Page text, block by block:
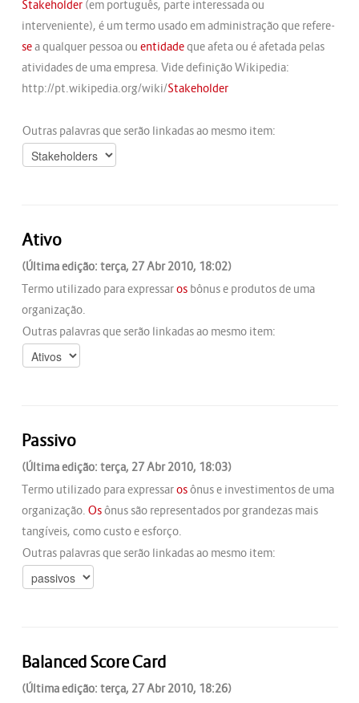
Stakeholder(em português, parte interessada ou
interveniente), é um termo usado em administração que refere-
sea qualquer pessoa ou entidadeque afeta ou é afetada pelas
atividades de uma empresa. Vide definição Wikipedia:
http://pt.wikipedia.org/wiki/Stakeholder
Outras palavras que serão linkadas ao mesmo item:
Ativo
(Última edição: terça, 27 Abr 2010, 18:02)
Termo utilizado para expressarosbônus e produtos de uma
organização.
Outras palavras que serão linkadas ao mesmo item:
Passivo
(Última edição: terça, 27 Abr 2010, 18:03)
Termo utilizado para expressarosônus e investimentos de uma
organização. Osônus são representados por grandezas mais
tangíveis, como custo e esforço.
Outras palavras que serão linkadas ao mesmo item:
Balanced Score Card
(Última edição: terça, 27 Abr 2010, 18:26)